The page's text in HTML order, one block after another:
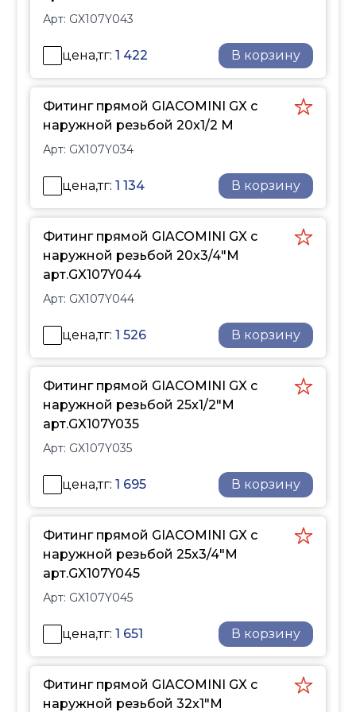
снеготаяния.
элементов. Размеры
резьбовых фитингов
соответствуют
международному
стандарту ISO 228,
совместимость.
Полимерное кольцо,
применяемое при
монтаже, обеспечивает
сжимающие
Фитинги GX,
изготовленные из
латунного сплава
CW617N (CuZn40Pb2),
EN12165, DIN50930-6 и
UBA, что гарантирует их
использования в
системах питьевого
трубопроводной
системы GX
Система полимерных
создана для
Арт: GX107Y043
цена,тг:1 422 В корзину
Фитинг прямой GIACOMINI GX с
наружной резьбой 20x1/2 M
Арт: GX107Y034
цена,тг:1 134 В корзину
Фитинг прямой GIACOMINI GX с
наружной резьбой 20x3/4"M
арт.GX107Y044
Арт: GX107Y044
цена,тг:1 526 В корзину
Фитинг прямой GIACOMINI GX с
наружной резьбой 25x1/2"M
арт.GX107Y035
Арт: GX107Y035
цена,тг:1 695 В корзину
Фитинг прямой GIACOMINI GX с
наружной резьбой 25x3/4"M
арт.GX107Y045
Арт: GX107Y045
цена,тг:1 651 В корзину
Фитинг прямой GIACOMINI GX с
наружной резьбой 32x1"M